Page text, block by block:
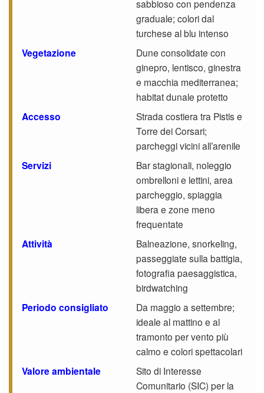
sabbioso con pendenza
graduale; colori dal
turchese al blu intenso
Vegetazione
Dune consolidate con
ginepro, lentisco, ginestra
e macchia mediterranea;
habitat dunale protetto
Accesso
Strada costiera tra Pistis e
Torre dei Corsari;
parcheggi vicini all’arenile
Servizi
Bar stagionali, noleggio
ombrelloni e lettini, area
parcheggio, spiaggia
libera e zone meno
frequentate
Attività
Balneazione, snorkeling,
passeggiate sulla battigia,
fotografia paesaggistica,
birdwatching
Periodo consigliato
Da maggio a settembre;
ideale al mattino e al
tramonto per vento più
calmo e colori spettacolari
Valore ambientale
Sito di Interesse
Comunitario (SIC) per la